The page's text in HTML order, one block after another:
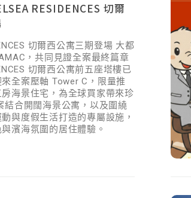
RESIDENCES 切爾
切爾西公寓三期登場 大都
，共同見證全案最終篇章
切爾西公寓前五座塔樓已
全案壓軸 Tower C，限量推
海景住宅，為全球買家帶來珍
結合開闊海景公寓，以及圍繞
與度假生活打造的專屬設施，
濱海氛圍的居住體驗。